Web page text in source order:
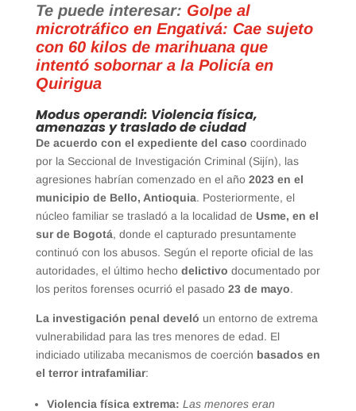
Te puede interesar: Golpe al
microtráfico en Engativá: Cae sujeto
con 60 kilos de marihuana que
intentó sobornar a la Policía en
Quirigua
Modus operandi: Violencia física,
amenazas y traslado de ciudad
De acuerdo con el expediente del caso coordinado
por la Seccional de Investigación Criminal (Sijín), las
agresiones habrían comenzado en el año 2023 en el
municipio de Bello, Antioquia. Posteriormente, el
núcleo familiar se trasladó a la localidad de Usme, en el
sur de Bogotá, donde el capturado presuntamente
continuó con los abusos. Según el reporte oficial de las
autoridades, el último hecho delictivo documentado por
los peritos forenses ocurrió el pasado 23 de mayo.
La investigación penal develó un entorno de extrema
vulnerabilidad para las tres menores de edad. El
indiciado utilizaba mecanismos de coerción basados en
el terror intrafamiliar:
Violencia física extrema: Las menores eran